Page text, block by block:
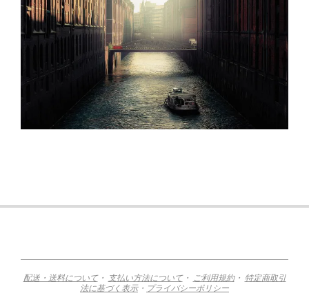
11-
配送・送料について・ 支払い方法について・ ご利用規約・ 特定商取引
法に基づく表示・ プライバシーポリシー